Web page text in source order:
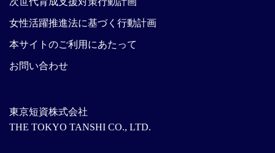
東京短資株式会社
THE TOKYO TANSHI CO., LTD.
女性活躍推進法に基づく行動計画
本サイトのご利用にあたって
お問い合わせ